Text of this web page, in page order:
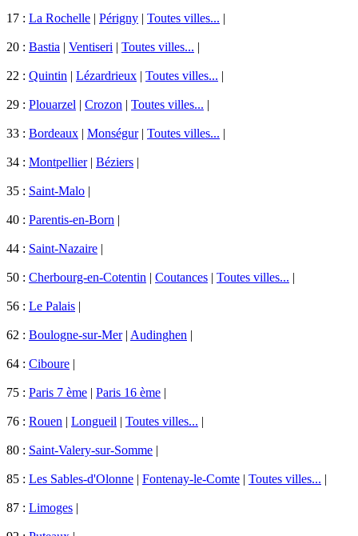
17 : La Rochelle | Périgny | Toutes villes... |
20 : Bastia | Ventiseri | Toutes villes... |
22 : Quintin | Lézardrieux | Toutes villes... |
29 : Plouarzel | Crozon | Toutes villes... |
33 : Bordeaux | Monségur| Toutes villes... |
34 : Montpellier| Béziers |
35 : Saint-Malo |
40 : Parentis-en-Born |
44 : Saint-Nazaire |
50 : Cherbourg-en-Cotentin | Coutances | Toutes villes... |
56 : Le Palais |
62 : Boulogne-sur-Mer| Audinghen |
64 : Ciboure |
75 : Paris 7 ème | Paris 16 ème |
76 : Rouen | Longueil | Toutes villes... |
80 : Saint-Valery-sur-Somme |
85 : Les Sables-d'Olonne | Fontenay-le-Comte | Toutes villes... |
87 : Limoges |